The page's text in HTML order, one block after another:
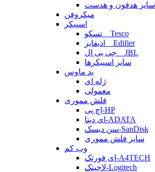
سایر هدفون و هدست
میکروفن
اسپیکر
تسکو _ Tesco
ادیفایر _ Edifier
جی بی ال _ JBL
سایر اسپیکرها
پد ماوس
ژله ای
معمولی
فلش مموری
اچ پی-HP
ای دیتا-ADATA
سن دیسک-SanDisk
سایر فلش مموری
وب کم
ای فورتک-A4TECH
لاجیتک-Logitech